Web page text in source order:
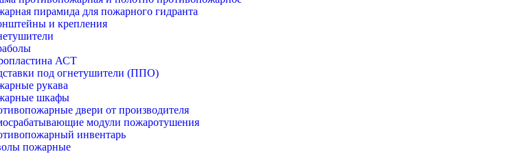
пирамида для пожарного гидранта
и крепления
АСТ
под огнетушители (ППО)
рукава
шкафы
двери от производителя
модули пожаротушения
инвентарь
пожарные